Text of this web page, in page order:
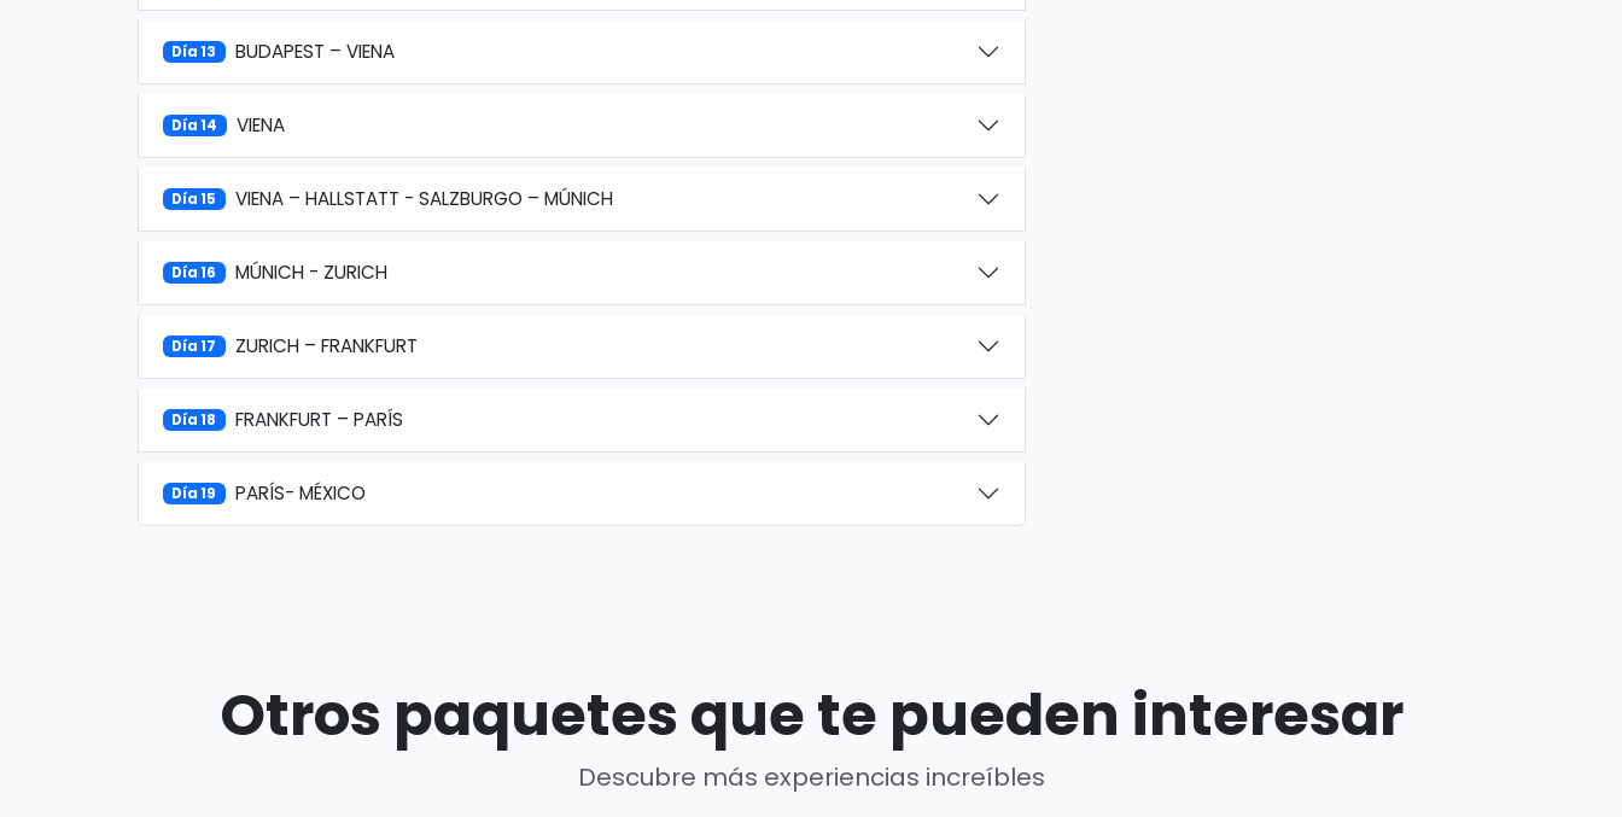
Día 13 BUDAPEST – VIENA
Día 14 VIENA
Día 15 VIENA – HALLSTATT - SALZBURGO – MÚNICH
Día 16 MÚNICH - ZURICH
Día 17 ZURICH – FRANKFURT
Día 18 FRANKFURT – PARÍS
Día 19 PARÍS- MÉXICO
Otros paquetes que te pueden interesar
Descubre más experiencias increíbles